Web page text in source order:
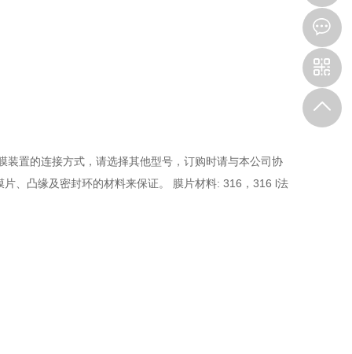
置的连接方式，请选择其他型号，订购时请与本公司协
、凸缘及密封环的材料来保证。 膜片材料: 316，316 l法